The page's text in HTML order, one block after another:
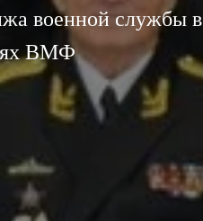
военной службы в
ВМФ